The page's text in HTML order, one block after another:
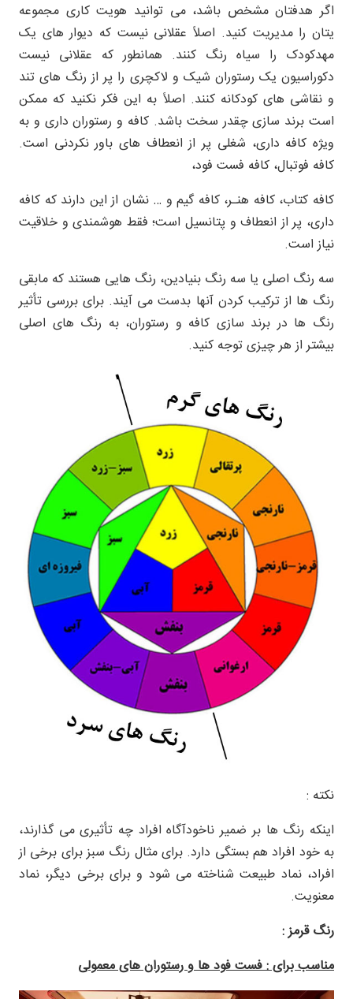
اگر هدفتان مشخص باشد، می توانید هویت کاری مجموعه
یتان را مدیریت کنید. اصلاً عقلانی نیست که دیوار های یک
مهدکودک را سیاه رنگ کنند. همانطور که عقلانی نیست
دکوراسیون یک رستوران شیک و لاکچری را پر از رنگ های تند
و نقاشی های کودکانه کنند. اصلاً به این فکر نکنید که ممکن
است برند سازی چقدر سخت باشد. کافه و رستوران داری و به
ویژه کافه داری، شغلی پر از انعطاف های باور نکردنی است.
کافه فوتبال، کافه فست فود،
کافه کتاب، کافه هنـر، کافه گیم و … نشان از این دارند که کافه
داری، پر از انعطاف و پتانسیل است؛ فقط هوشمندی و خلاقیت
نیاز است.
سه رنگ اصلی یا سه رنگ بنیادین، رنگ هایی هستند که مابقی
رنگ ها از ترکیب کردن آنها بدست می آیند. برای بررسی تأثیر
رنگ ها در برند سازی کافه و رستوران، به رنگ های اصلی
بیشتر از هر چیزی توجه کنید.
نکته :
اینکه رنگ ها بر ضمیر ناخودآگاه افراد چه تأثیری می گذارند،
به خود افراد هم بستگی دارد. برای مثال رنگ سبز برای برخی از
افراد، نماد طبیعت شناخته می شود و برای برخی دیگر، نماد
معنویت.
رنگ قرمز :
مناسب برای : فست فود ها و رستوران های معمولی